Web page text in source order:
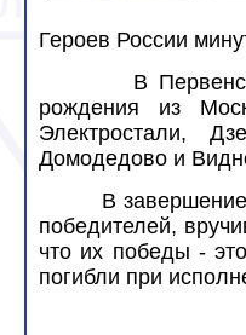
Героев России
В
рождения из
Электростали,
Домодедово и
В
победителей,
что их победы -
погибли при